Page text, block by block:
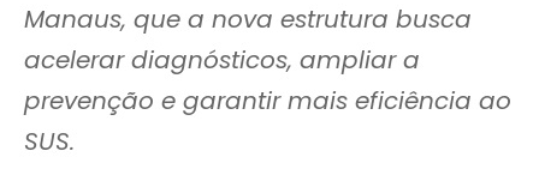
Manaus, que a nova estrutura busca
acelerar diagnósticos, ampliar a
prevenção e garantir mais eficiência ao
SUS.